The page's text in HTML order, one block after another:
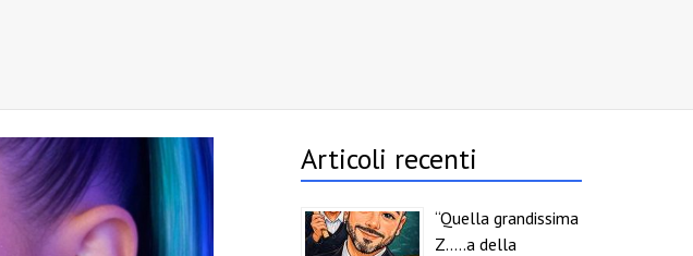
Articoli recenti
“Quella grandissima
Z…..a della